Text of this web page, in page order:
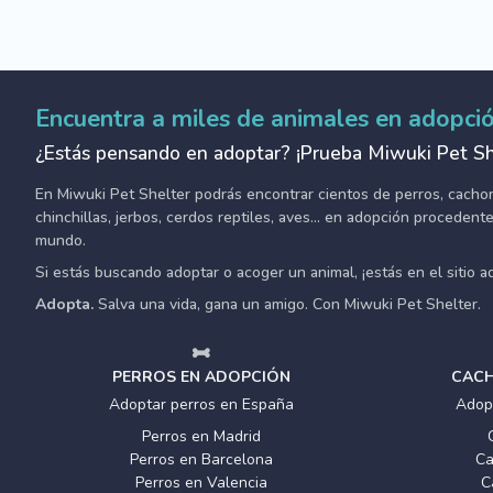
Encuentra a miles de animales en
¿Estás pensando en adoptar? ¡Prueba Miwuki Pet
En Miwuki Pet Shelter podrás encontrar cientos de perros,
chinchillas, jerbos, cerdos reptiles, aves... en adopción
mundo.
Si estás buscando adoptar o acoger un animal, ¡estás en el sitio
Adopta. Salva una vida, gana un amigo. Con Miwuki Pet Shelter.
PERROS EN ADOPCIÓN
Adoptar perros en España
Perros en Madrid
Perros en Barcelona
Perros en Valencia